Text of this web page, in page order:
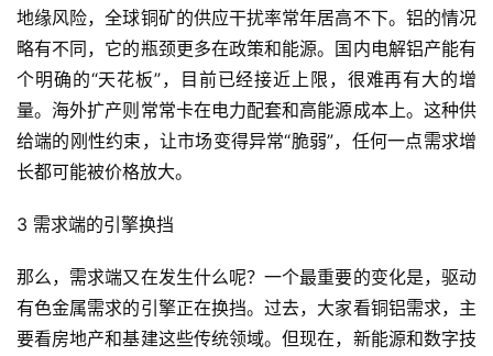
A
实
群
运
地缘风险，全球铜矿的供应干扰率常年居高不下。铝的情况
略有不同，它的瓶颈更多在政策和能源。国内电解铝产能有
个明确的“天花板”，目前已经接近上限，很难再有大的增
量。海外扩产则常常卡在电力配套和高能源成本上。这种供
给端的刚性约束，让市场变得异常“脆弱”，任何一点需求增
长都可能被价格放大。
3 需求端的引擎换挡
那么，需求端又在发生什么呢？一个最重要的变化是，驱动
有色金属需求的引擎正在换挡。过去，大家看铜铝需求，主
要看房地产和基建这些传统领域。但现在，新能源和数字技